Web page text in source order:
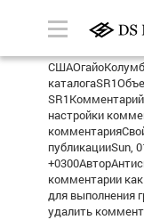
настройки
публикацииSun,
комментарии
для выполнения
удалить